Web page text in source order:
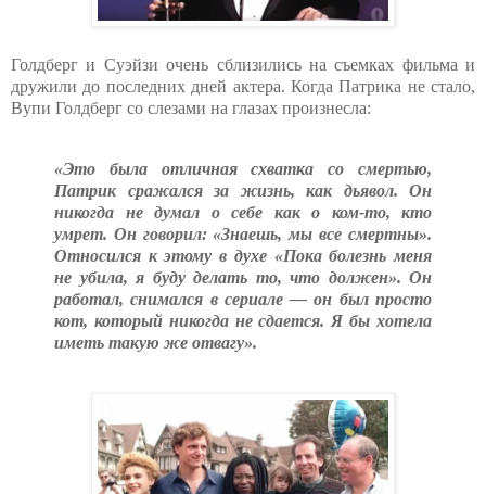
Голдберг и Суэйзи очень сблизились на съемках фильма и
дружили до последних дней актера. Когда Патрика не стало,
Вупи Голдберг со слезами на глазах произнесла:
«Это была отличная схватка со смертью,
Патрик сражался за жизнь, как дьявол. Он
никогда не думал о себе как о ком-то, кто
умрет. Он говорил: «Знаешь, мы все смертны».
Относился к этому в духе «Пока болезнь меня
не убила, я буду делать то, что должен». Он
работал, снимался в сериале — он был просто
кот, который никогда не сдается. Я бы хотела
иметь такую же отвагу».